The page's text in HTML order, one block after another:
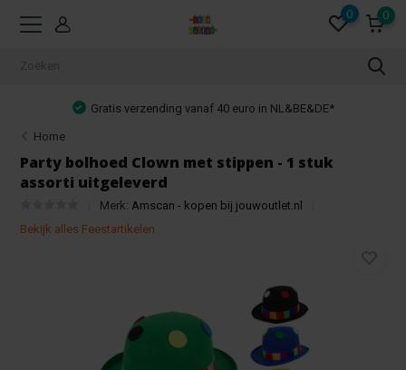
0 0
Gratis verzending vanaf 40 euro in NL&BE&DE*
Home
Party bolhoed Clown met stippen - 1 stuk
assorti uitgeleverd
Merk: Amscan - kopen bij jouwoutlet.nl
Bekijk alles Feestartikelen